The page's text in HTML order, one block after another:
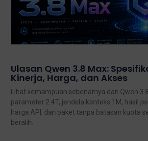
Ulasan Qwen 3.8 Max:
Kinerja, Harga, dan Akses
Lihat kemampuan sebenarnya dari Qwen
parameter 2.4T, jendela konteks 1M, hasil
harga API, dan paket tanpa batasan kuota
beralih.